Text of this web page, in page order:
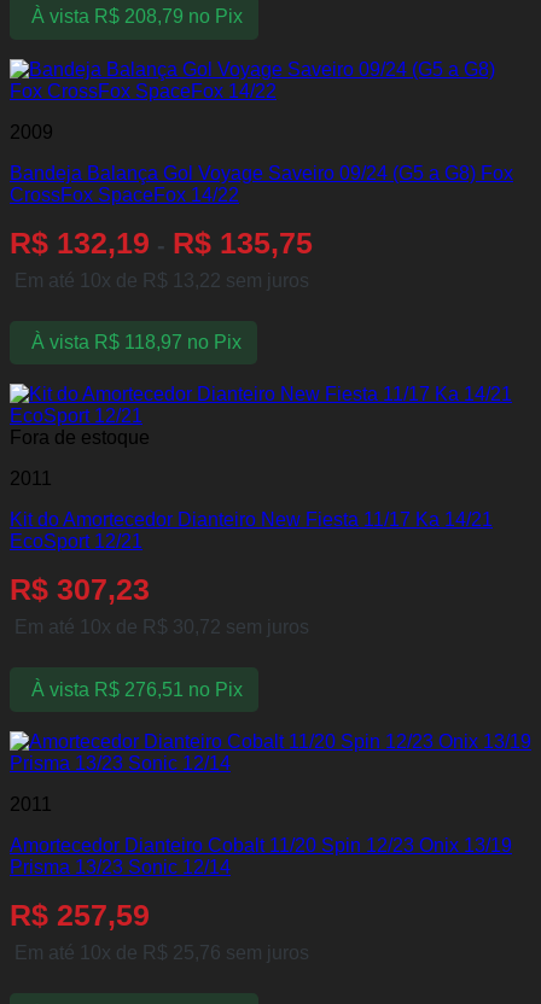
À vista R$208,79 no Pix
2009
Bandeja Balança Gol Voyage Saveiro 09/24 (G5 a G8) Fox
CrossFox SpaceFox 14/22
R$ 132,19 - R$ 135,75
Em até 10x de R$ 13,22 sem juros
À vista R$118,97 no Pix
Fora de estoque
2011
Kit do Amortecedor Dianteiro New Fiesta 11/17 Ka 14/21
EcoSport 12/21
R$ 307,23
Em até 10x de R$ 30,72 sem juros
À vista R$276,51 no Pix
2011
Amortecedor Dianteiro Cobalt 11/20 Spin 12/23 Onix 13/19
Prisma 13/23 Sonic 12/14
R$ 257,59
Em até 10x de R$ 25,76 sem juros